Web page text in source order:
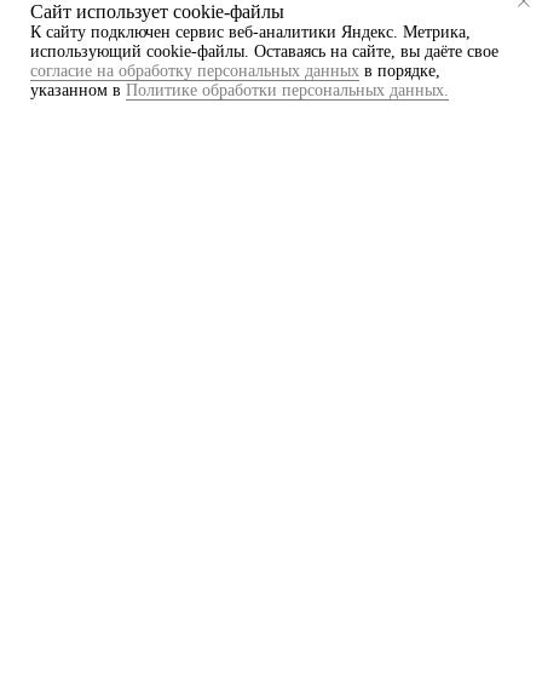
Сайт использует cookie-файлы
К cайту подключен сервис веб-аналитики Яндекс. Метрика,
использующий cookie-файлы. Оставаясь на сайте, вы даёте свое
согласие на обработку персональных данных в порядке,
указанном в Политике обработки персональных данных.